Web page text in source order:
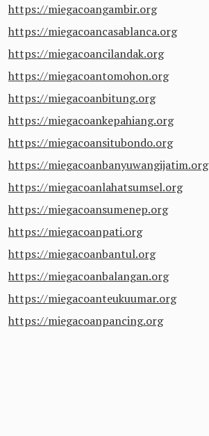
https://miegacoangambir.org
https://miegacoancasablanca.org
https://miegacoancilandak.org
https://miegacoantomohon.org
https://miegacoanbitung.org
https://miegacoankepahiang.org
https://miegacoansitubondo.org
https://miegacoanbanyuwangijatim.org
https://miegacoanlahatsumsel.org
https://miegacoansumenep.org
https://miegacoanpati.org
https://miegacoanbantul.org
https://miegacoanbalangan.org
https://miegacoanteukuumar.org
https://miegacoanpancing.org